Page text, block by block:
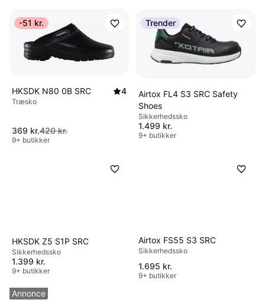
-51 kr.
HKSDK N80 0B SRC 4
Træsko
369 kr.420 kr.
9+ butikker
Trender
Airtox FL4 S3 SRC Safety
Shoes
Sikkerhedssko
1.499 kr.
9+ butikker
HKSDK Z5 S1P SRC
Sikkerhedssko
1.399 kr.
9+ butikker
Airtox FS55 S3 SRC
Sikkerhedssko
1.695 kr.
9+ butikker
Annonce